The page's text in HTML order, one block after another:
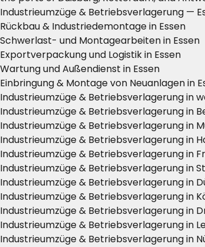
Industrieumzüge & Betriebsverlagerung —
Rückbau & Industriedemontage in Essen
Schwerlast- und Montagearbeiten in Essen
Exportverpackung und Logistik in Essen
Wartung und Außendienst in Essen
Einbringung & Montage von Neuanlagen in
Industrieumzüge & Betriebsverlagerung in
Industrieumzüge & Betriebsverlagerung in
Industrieumzüge & Betriebsverlagerung in
Industrieumzüge & Betriebsverlagerung in
Industrieumzüge & Betriebsverlagerung in
Industrieumzüge & Betriebsverlagerung in
Industrieumzüge & Betriebsverlagerung in
Industrieumzüge & Betriebsverlagerung in
Industrieumzüge & Betriebsverlagerung in
Industrieumzüge & Betriebsverlagerung in
Industrieumzüge & Betriebsverlagerung in